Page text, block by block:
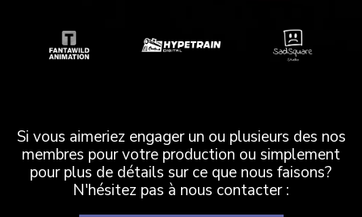
Si vous aimeriez engager un ou plusieurs des nos
membres pour votre production ou simplement
pour plus de détails sur ce que nous faisons?
N'hésitez pas à nous contacter :